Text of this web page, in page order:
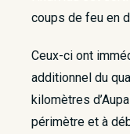
coups de feu en
Ceux-ci ont
additionnel du
kilomètres
périmètre et à